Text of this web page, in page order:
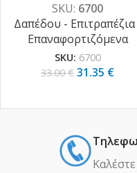
4000K | 6000K ]
SKU: 6700
Δαπέδου - Επιτραπέζια
Επαναφορτιζόμενα
SKU: 6700
33.00€ 31.35 €